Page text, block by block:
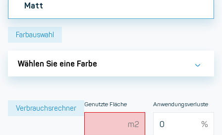
Matt
Farbauswahl
Wählen Sie eine Farbe
Verbrauchsrechner Genutzte Fläche Anwendungsverluste